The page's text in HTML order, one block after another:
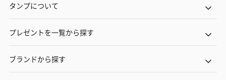
タンプについて
プレゼントを一覧から探す
ブランドから探す